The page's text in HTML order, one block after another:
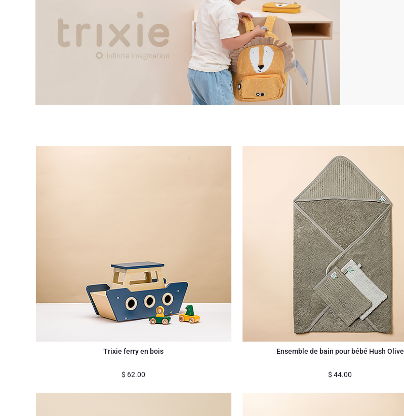
Trixie ferry en bois
$ 62.00
Ensemble de bain pour bébé Hush Olive
$ 44.00